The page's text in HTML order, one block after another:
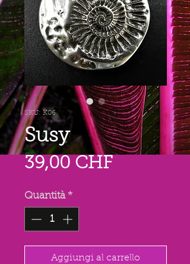
SKU: K06
Susy
39,00 CHFPrezzo
Quantità *
Aggiungi al carrello